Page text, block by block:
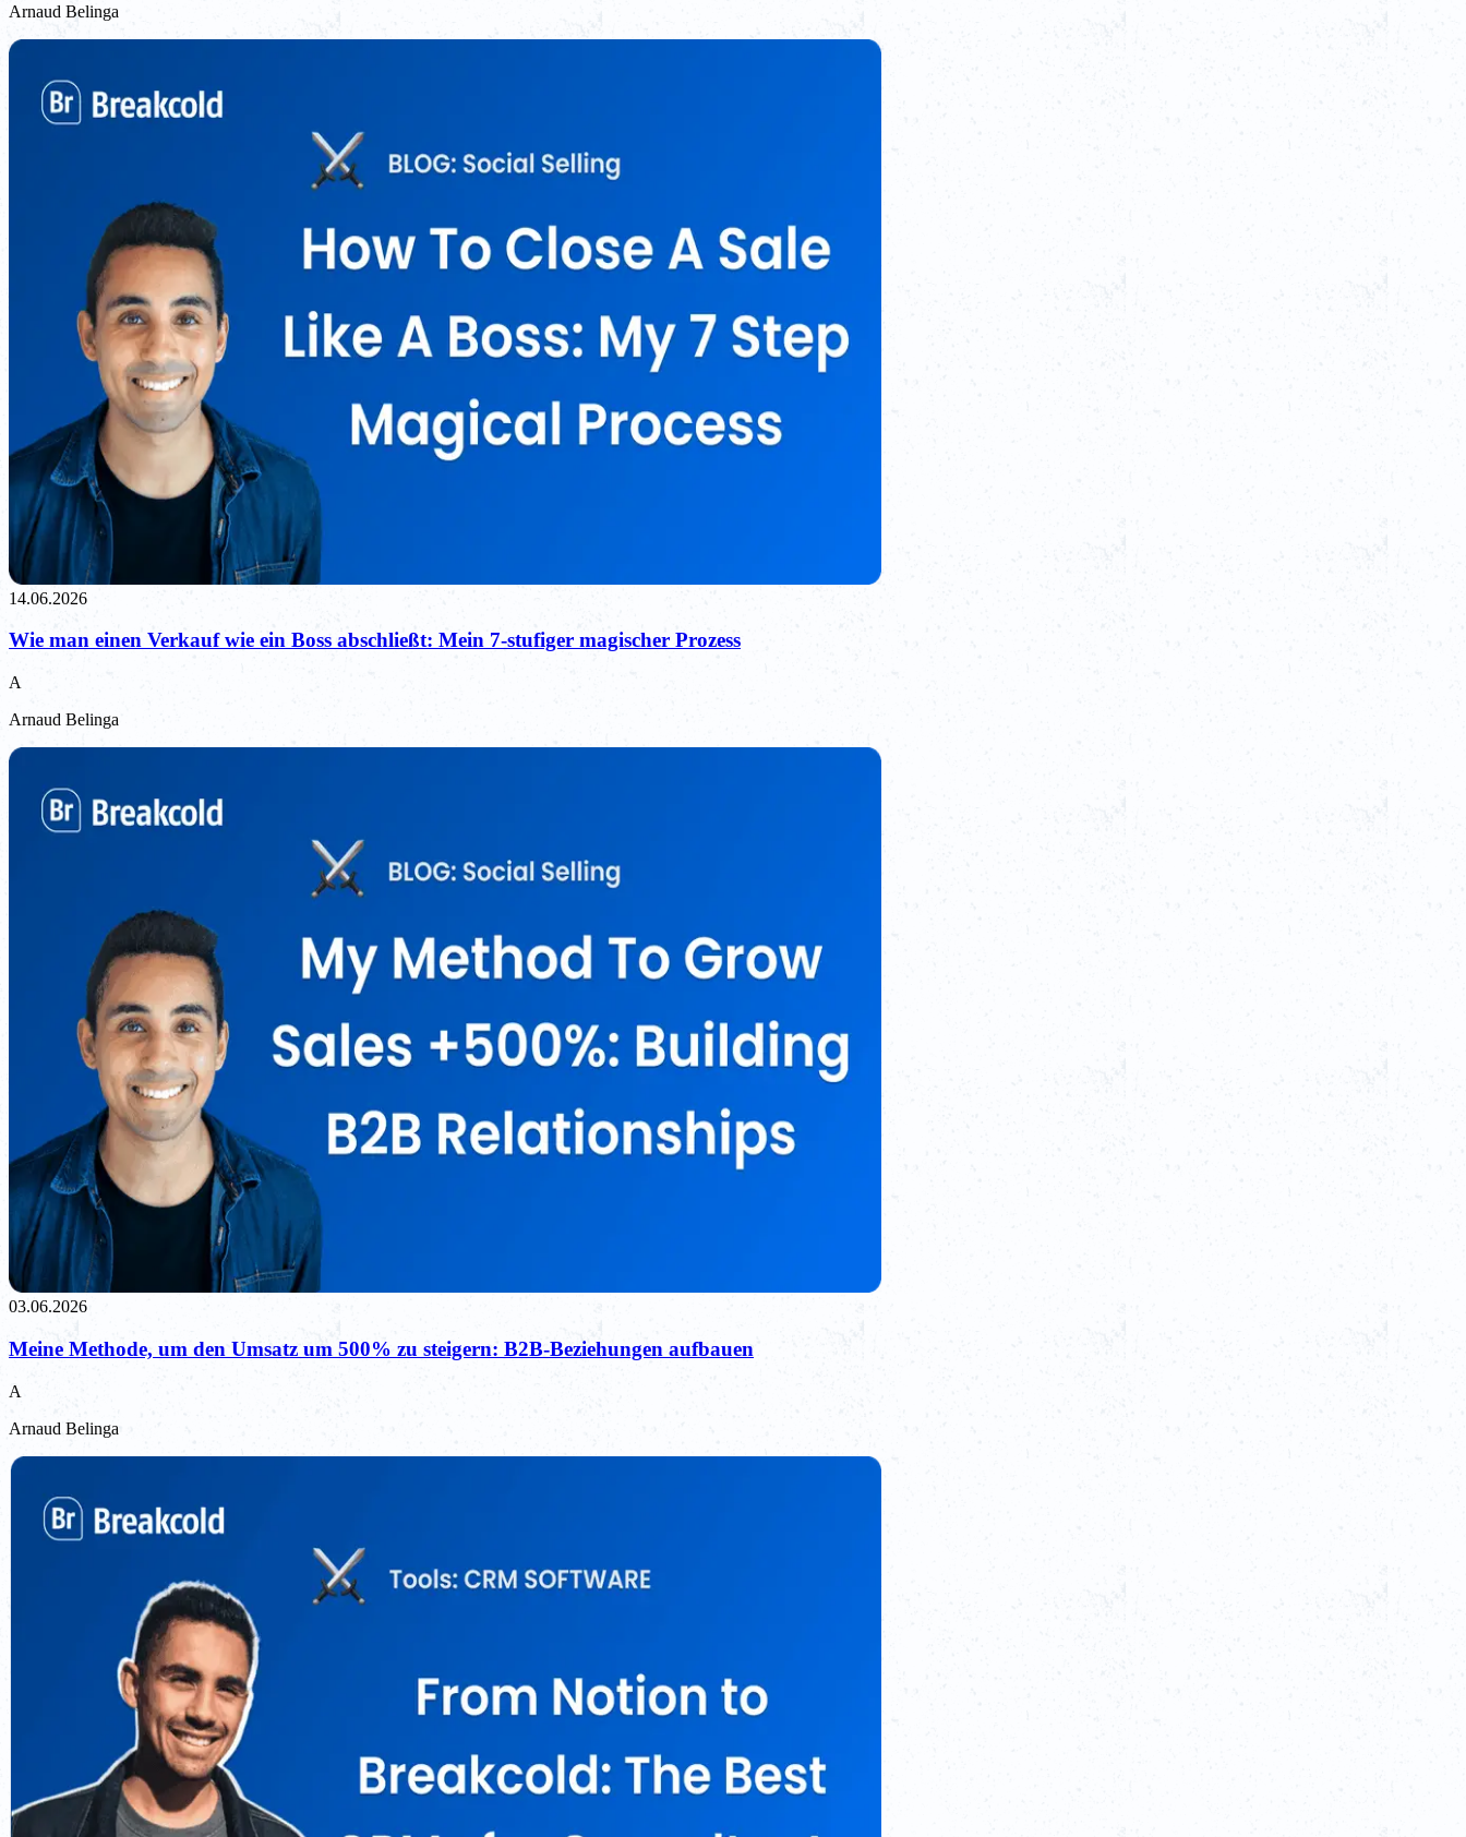
Arnaud Belinga
14.06.2026
Wie man einen Verkauf wie ein Boss abschließt: Mein 7-stufiger magischer Prozess
A
Arnaud Belinga
03.06.2026
Meine Methode, um den Umsatz um 500% zu steigern: B2B-Beziehungen aufbauen
A
Arnaud Belinga